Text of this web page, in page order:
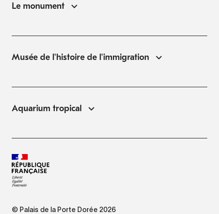
Le monument
Musée de l'histoire de l'immigration
Aquarium tropical
© Palais de la Porte Dorée 2026